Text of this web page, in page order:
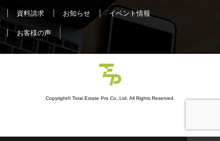
資料請求 お知らせ イベント情報
お客様の声
Copyright© Total Estate Pro Co.,Ltd. All Rights Reserved.